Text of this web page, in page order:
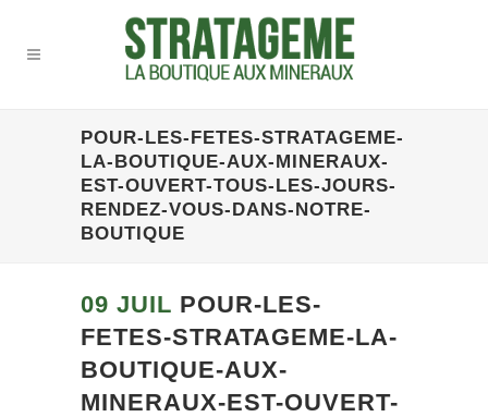
POUR-LES-FETES-STRATAGEME-
LA-BOUTIQUE-AUX-MINERAUX-
EST-OUVERT-TOUS-LES-JOURS-
RENDEZ-VOUS-DANS-NOTRE-
BOUTIQUE
09 JUIL POUR-LES-
FETES-STRATAGEME-LA-
BOUTIQUE-AUX-
MINERAUX-EST-OUVERT-